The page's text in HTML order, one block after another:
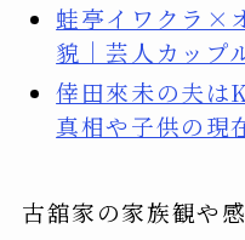
蛙亭イワクラ×
貌｜芸人カップ
倖田來未の夫は
真相や子供の現
古舘家の家族観や